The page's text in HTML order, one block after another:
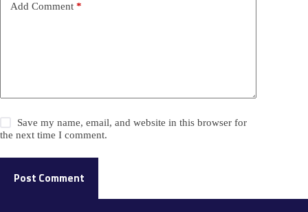
Add Comment *
Save my name, email, and website in this browser for
the next time I comment.
Post Comment